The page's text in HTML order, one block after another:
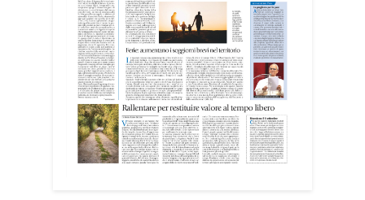
contribuiscono anche alla cura degli
spazi comuni. «Prendersi cura degli
ambienti significa favorire accoglienza e
dignità», racconta Alessandro Adimari.
Tra i partecipanti anche i seminaristi,
impegnati accanto agli anziani della
casa di riposo Cristo Re.
«Un’esperienza di crescita umana e